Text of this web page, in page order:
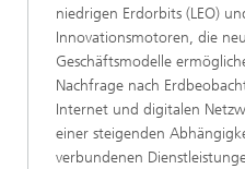
niedrigen Erdorbits (LEO)
Innovationsmotoren, die
Geschäftsmodelle
Nachfrage nach
Internet und digitalen
einer steigenden
verbundenen